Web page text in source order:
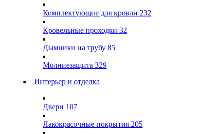
Комплектующие для кровли 232
Кровельные проходки 32
Дымники на трубу 85
Молниезащита 329
Интерьер и отделка
Двери 107
Лакокрасочные покрытия 205